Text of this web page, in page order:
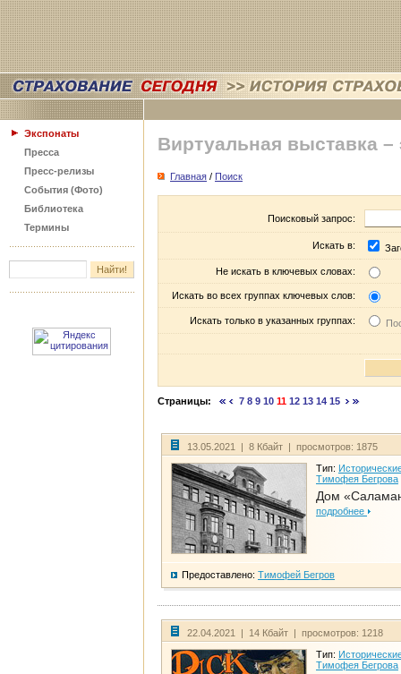
Экспонаты
Пресса
Пресс-релизы
События (Фото)
Библиотека
Термины
Виртуальная выставка –
Главная / Поиск
Поисковый запрос:
Искать в:
Не искать в ключевых словах:
Искать во всех группах ключевых слов:
Искать только в указанных группах:
Страницы: 7 8 9 10 11 12 13 14 15
13.05.2021 | 8 Кбайт | просмотров: 1875
Тип:
Тимофея Бегрова
Дом
подробнее
Предоставлено: Тимофей Бегров
22.04.2021 | 14 Кбайт | просмотров: 1218
Тип:
Тимофея Бегрова